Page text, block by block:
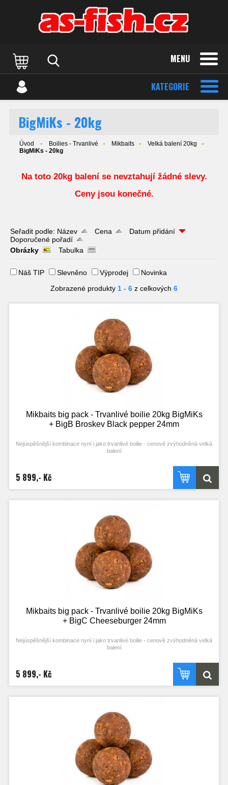
MENU
KATEGORIE
BigMiKs - 20kg
Úvod Boilies - Trvanlivé Mikbaits
Velká balení 20kg
BigMiKs - 20kg
Na toto 20kg balení se nevztahují žádné slevy.
Ceny jsou konečné.
Seřadit podle: Název Cena
Datum přidání
Doporučené pořadí
Obrázky
Tabulka
Náš TIP Slevněno Výprodej
Novinka
Zobrazené produkty 1 - 6 z celkových 6
Mikbaits big pack - Trvanlivé boilie 20kg BigMiKs
+ BigB Broskev Black pepper 24mm
Nejúspěšnější kombinace nyní i jako trvanlivé boilie - cenově zvýhodněná velká
balení
5 899,- Kč
Mikbaits big pack - Trvanlivé boilie 20kg BigMiKs
+ BigC Cheeseburger 24mm
Nejúspěšnější kombinace nyní i jako trvanlivé boilie - cenově zvýhodněná velká
balení
5 899,- Kč